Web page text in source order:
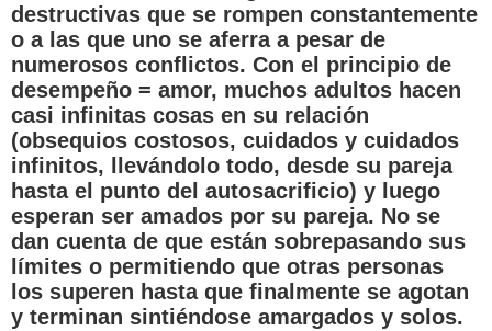
destructivas que se rompen constantemente
o a las que uno se aferra a pesar de
numerosos conflictos. Con el principio de
desempeño = amor, muchos adultos hacen
casi infinitas cosas en su relación
(obsequios costosos, cuidados y cuidados
infinitos, llevándolo todo, desde su pareja
hasta el punto del autosacrificio) y luego
esperan ser amados por su pareja. No se
dan cuenta de que están sobrepasando sus
límites o permitiendo que otras personas
los superen hasta que finalmente se agotan
y terminan sintiéndose amargados y solos.